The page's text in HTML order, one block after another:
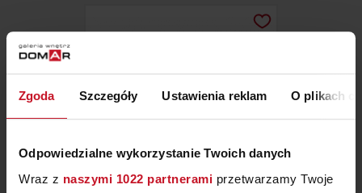
Zgoda Szczegóły Ustawienia reklam O plikach
Odpowiedzialne wykorzystanie Twoich danych
Wraz z naszymi 1022 partnerami przetwarzamy Twoje